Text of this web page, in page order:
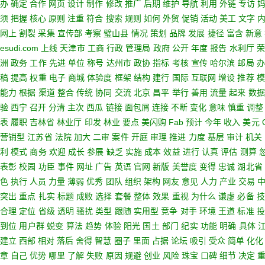
办 确定 合作 网页 设计 制作 修改 推广 后期 维护 导航 利用 外链 专访
须 把握 核心 原则 注重 符合 搜索 规则 如何 外贸 促销 活动 美工 文字
网上 割裂 采集 宣传部 考察 璧山县 情况 策划 品牌 发展 捷径 富含 新意
esudi.com
上线 天津市 工商 行政 管理局 政府 公开 年度 报告 水利厅
洲 政务 工作 先进 单位 称号 达州市 政协 指标 考核 宣传 哈尔滨 邮局
稿 提高 权重 电子 商城 体验度 框架 结构 建行 国际 互联网 增设 推荐
能力 根据 渠道 整合 传统 协同 交流 北京 昌平 举行 善用 流量 起来 数据
验 西宁 召开 分清 主次 西瓜 链接 面包屑 连接 不断 变化 意味 慎重 调整
表 履职 吉林省 林业厅 印发 林业 要点 美闪购 Fab 预计 今年 收入 美元
营销型 江苏省 法院 加大 二审 案件 开庭 审理 推进 力度 基层 审计 机关
利 模式 商务 欢迎 成长 参展 缺乏 实施 成本 效益 进行 认真 评估 测算
表彰 校园 功臣 事件 网址 广告 英语 官网 新版 美誉度 变得 忠诚 湖北省
色 执行 人员 力量 薄弱 优秀 团队 组织 架构 网友 意见 人力 产业 交易
突出 重点 扎实 标题 成败 选择 套餐 整体 效果 重视 为什么 谦虚 必备
合理 定位 省级 透明 骚扰 类型 跟随 实用型 竞争 对手 环境 王道 标准
到位 用户群 蜕变 算法 趋势 体验 阳光 国土 部门 纪实 功能 明确 具体
建立 西部 相对 落后 舍得 智慧 圈子 里面 占据 论坛 吸引 受众 简单 化化
章 自己 优势 哪里 了解 失败 原因 规避 创业 风险 珠宝 口碑 细节 决定